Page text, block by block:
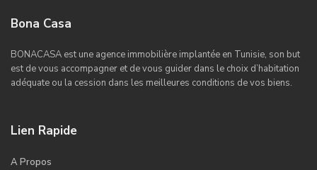
Bona Casa
BONACASA est une agence immobilière implantée en Tunisie, son but
est de vous accompagner et de vous guider dans le choix d’habitation
adéquate ou la cession dans les meilleures conditions de vos biens.
Lien Rapide
A Propos